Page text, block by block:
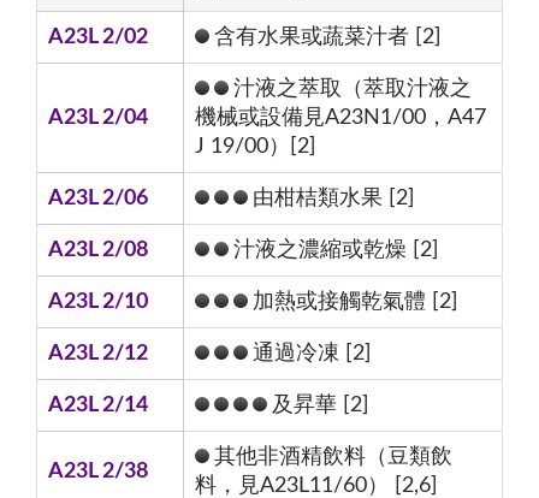
A23L 2/02 含有水果或蔬菜汁者 [2]
A23L 2/04
汁液之萃取（萃取汁液之
機械或設備見A23N1/00，A47
J 19/00）[2]
A23L 2/06 由柑桔類水果 [2]
A23L 2/08 汁液之濃縮或乾燥 [2]
A23L 2/10 加熱或接觸乾氣體 [2]
A23L 2/12 通過冷凍 [2]
A23L 2/14 及昇華 [2]
A23L 2/38
其他非酒精飲料（豆類飲
料，見A23L11/60） [2,6]